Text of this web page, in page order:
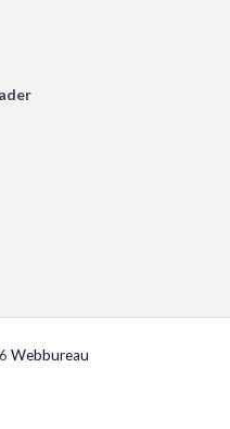
Webbureau